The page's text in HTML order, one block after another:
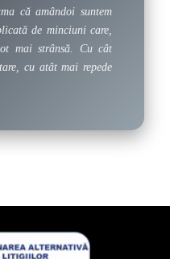
că amândoi suntem
de minciuni care,
mai strânsă. Cu cât
cu atât mai repede